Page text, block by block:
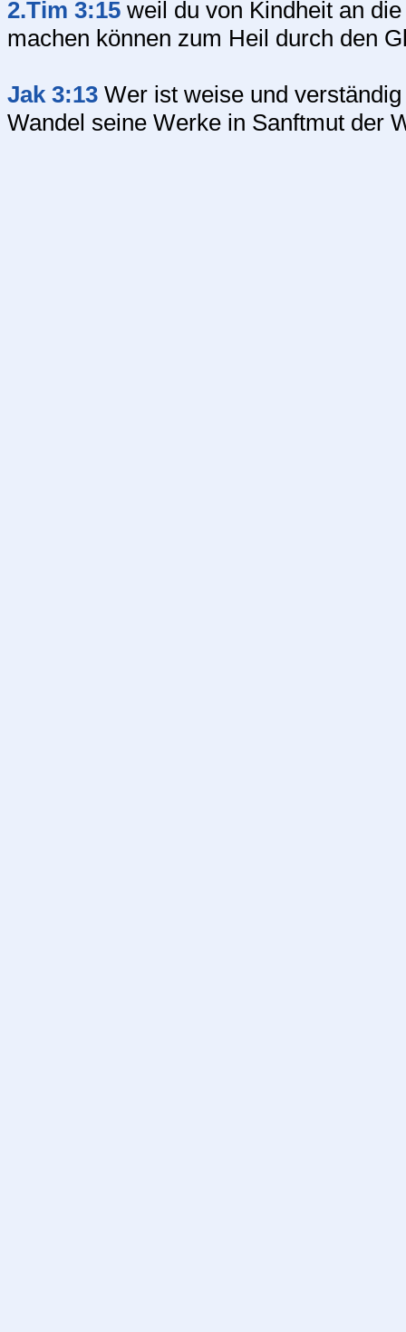
2.Tim 3:15 weil du von Kindheit an
machen können zum Heil durch den
Jak 3:13 Wer ist weise und
Wandel seine Werke in Sanftmut der